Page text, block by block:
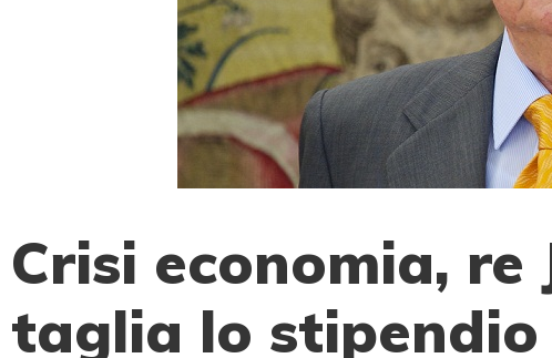
Crisi economia, re
taglia lo stipendio